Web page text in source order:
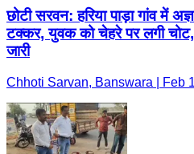
छोटी सरवन: हरिया पाड़ा गांव में
टक्कर, युवक को चेहरे पर लगी
जारी
Chhoti Sarvan, Banswara | Feb